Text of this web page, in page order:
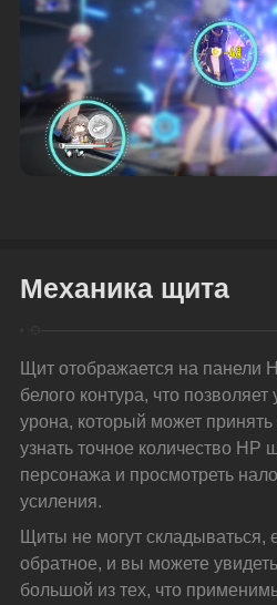
Механика щита
Щит отображается на панели
белого контура, что
урона, который может
узнать точное количество HP
персонажа и просмотреть
усиления.
Щиты не могут складываться,
обратное, и вы можете
большой из тех, что